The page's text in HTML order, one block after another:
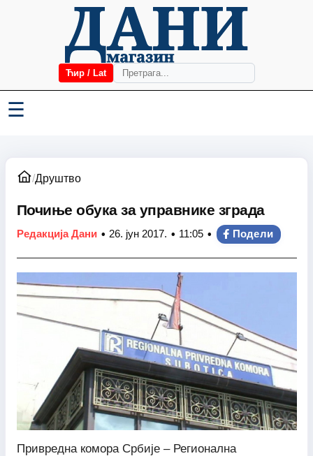
Ћир / Lat
☰
/Друштво
Почиње обука за управнике зграда
Редакција Дани • 26. јун 2017. • 11:05 • Подели
Привредна комора Србије – Регионална